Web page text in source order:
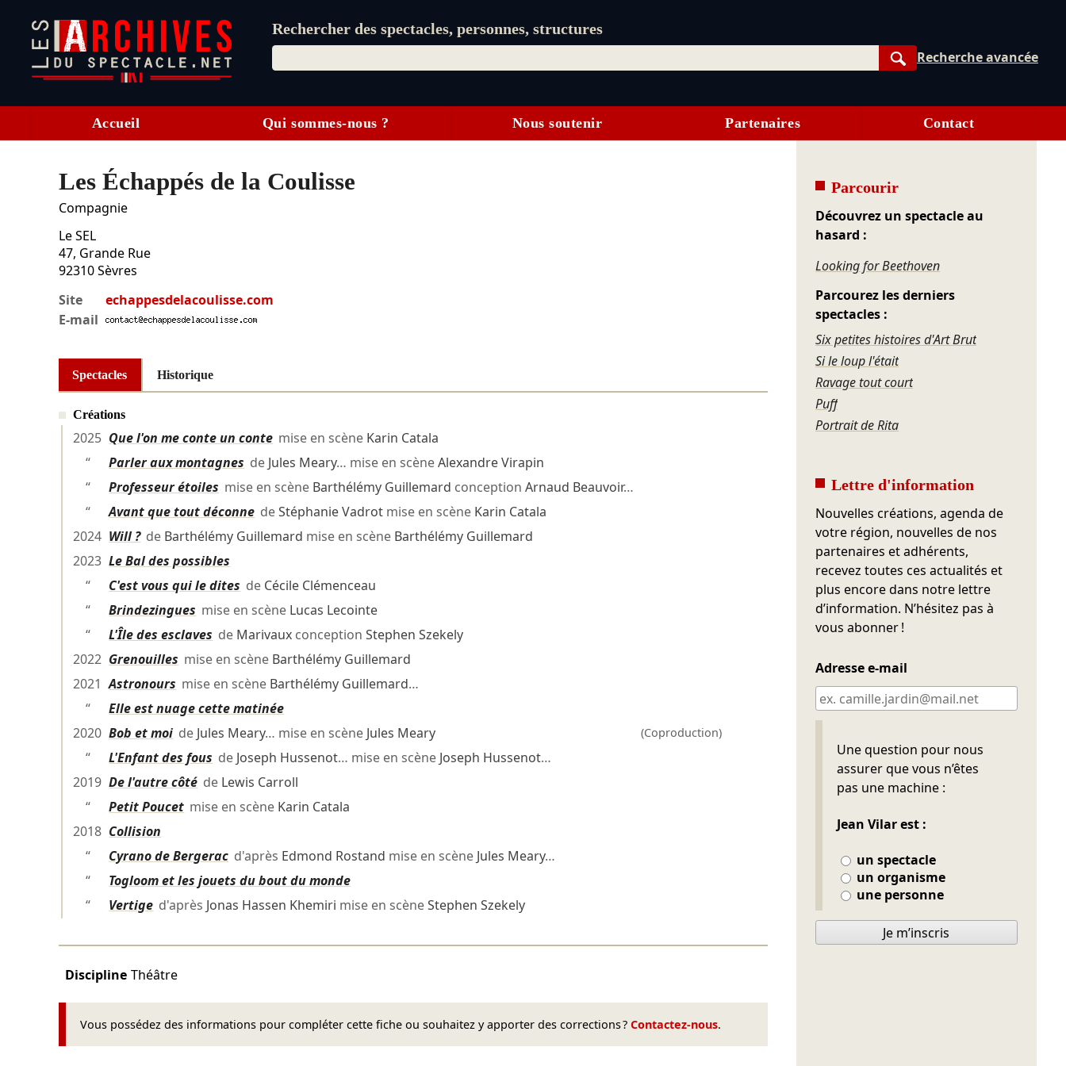
Rechercher des spectacles, personnes, structures
Rechercher
Recherche avancée
Accueil Qui sommes-nous ? Nous soutenir Partenaires Contact
Les Échappés de la Coulisse
Compagnie
Le SEL
47, Grande Rue
92310 Sèvres
Site
echappesdelacoulisse.com
E-mail
Spectacles Historique
Créations
2025 Que l'on me conte un conte mise en scène Karin Catala
“
Parler aux montagnes de Jules Meary… mise en scèneAlexandre Virapin
“
Professeur étoiles mise en scène Barthélémy Guillemard conceptionArnaud Beauvoir…
“
Avant que tout déconne deStéphanie Vadrot mise en scène Karin Catala
2024 Will ?de Barthélémy Guillemard mise en scène Barthélémy Guillemard
2023 Le Bal des possibles
“
C'est vous qui le dites de Cécile Clémenceau
“
Brindezingues mise en scène Lucas Lecointe
“
L'Île des esclaves de Marivaux conceptionStephen Szekely
2022 Grenouilles mise en scène Barthélémy Guillemard
2021 Astronours mise en scène Barthélémy Guillemard…
“
Elle est nuage cette matinée
2020 Bob et moi de Jules Meary… mise en scène Jules Meary (Coproduction)
“ L'Enfant des fous de Joseph Hussenot… mise en scène Joseph Hussenot…
2019 De l'autre côté de Lewis Carroll
“
Petit Poucet mise en scène Karin Catala
2018 Collision
“
Cyrano de Bergerac d'après Edmond Rostand mise en scène Jules Meary…
“
Togloom et les jouets du bout du monde
“
Vertige d'après Jonas Hassen Khemiri mise en scèneStephen Szekely
Discipline Théâtre
Vous possédez des informations pour compléter cette fiche ou souhaitez y apporter des corrections ? Contactez-nous.
Parcourir
Découvrez un spectacle au
hasard :
Looking for Beethoven
Parcourez les derniers
spectacles :
Six petites histoires d'Art Brut
Si le loup l'était
Ravage tout court
Puff
Portrait de Rita
Lettre d'information
Nouvelles créations, agenda de
votre région, nouvelles de nos
partenaires et adhérents,
recevez toutes ces actualités et
plus encore dans notre lettre
d’information. N’hésitez pas à
vous abonner !
Adresse e-mail
Une question pour nous
assurer que vous n’êtes
pas une machine :
Jean Vilar est :
un spectacle
un organisme
une personne
Ne pas remplir
Je m’inscris